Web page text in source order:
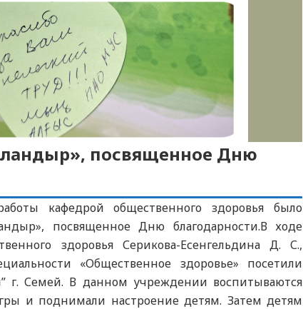
посвященное Дню
кафедрой общественного здоровья было
посвященное Дню благодарности.В ходе
здоровья Серикова-Есенгельдина Д. С.,
«Общественное здоровье» посетили
г. Семей. В данном учреждении воспитываются
и поднимали настроение детям. Затем детям